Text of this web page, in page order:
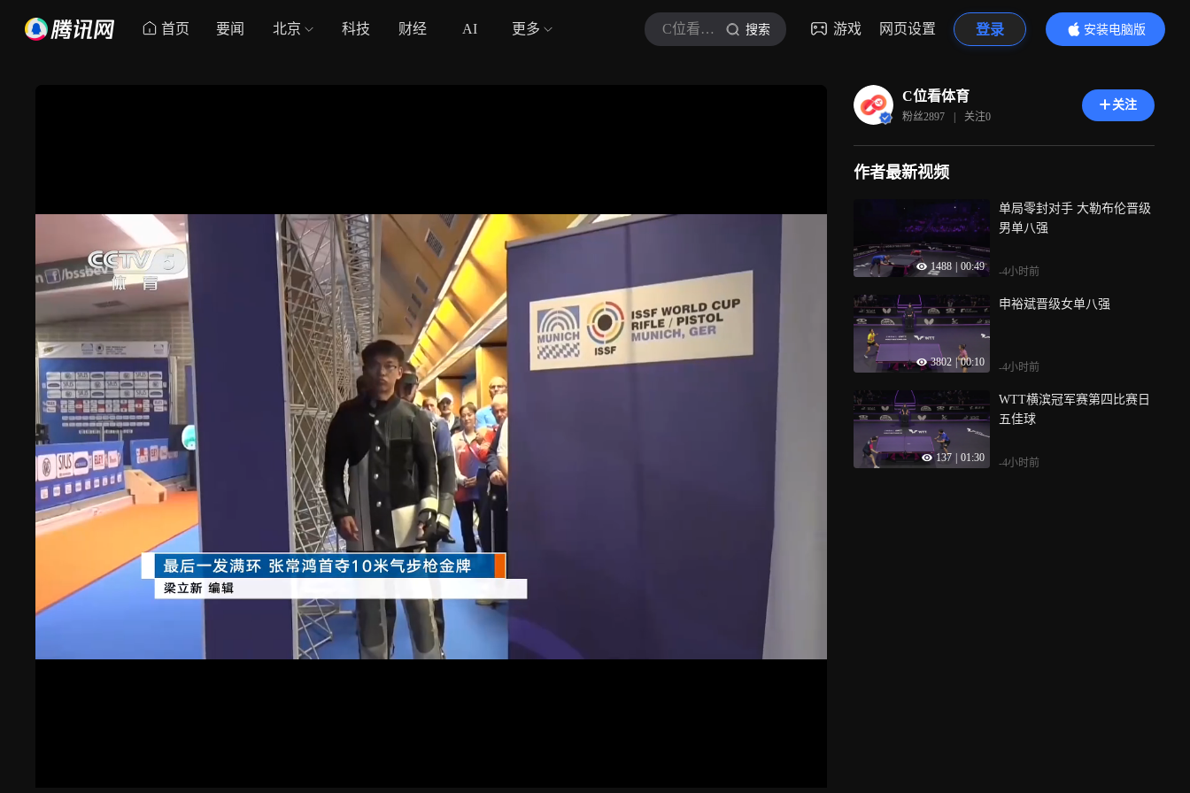
首页 要闻 北京 科技 财经 AI 更多 C位看体育 搜索 游戏 网页设置 登录
安装电脑版
内容更精彩
C位看体育
粉丝2897 | 关注0
关注
作者最新视频
1488 00:49
单局零封对手 大勒布伦晋级
男单八强
-4小时前
3802 | 00:10
申裕斌晋级女单八强
-4小时前
137 01:30
WTT横滨冠军赛第四比赛日
五佳球
-4小时前